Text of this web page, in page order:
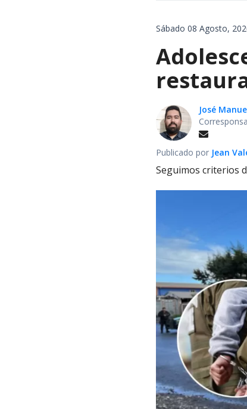
Sábado 08 Agosto,
José
Publicado por Jean
Seguimos criterios